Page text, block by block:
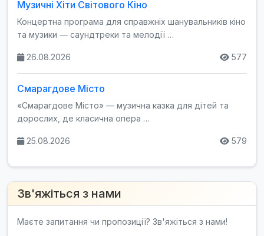
Музичні Хіти Світового Кіно
Концертна програма для справжніх шанувальників кіно
та музики — саундтреки та мелодії …
26.08.2026 577
Смарагдове Місто
«Смарагдове Місто» — музична казка для дітей та
дорослих, де класична опера …
25.08.2026 579
Зв'яжіться з нами
Маєте запитання чи пропозиції? Зв'яжіться з нами!